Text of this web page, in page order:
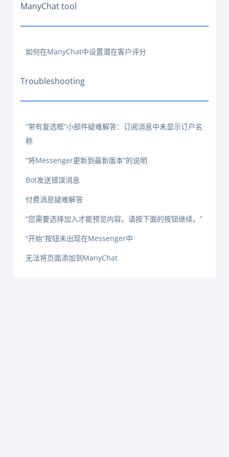
ManyChat tool
如何在ManyChat中设置潜在客户评分
Troubleshooting
“带有复选框”小部件疑难解答：订阅消息中未显示订户名
称
“将Messenger更新到最新版本”的说明
Bot发送错误消息
付费消息疑难解答
“您需要选择加入才能预览内容。请按下面的按钮继续。”
“开始”按钮未出现在Messenger中
无法将页面添加到ManyChat